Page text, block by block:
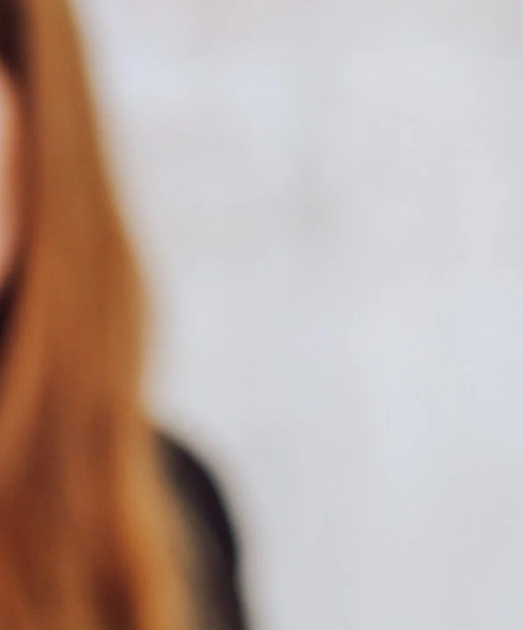
Reize als andere Hautbereiche.
mit einer natürlichen Entzündungsreaktion, die zu:
kann ein